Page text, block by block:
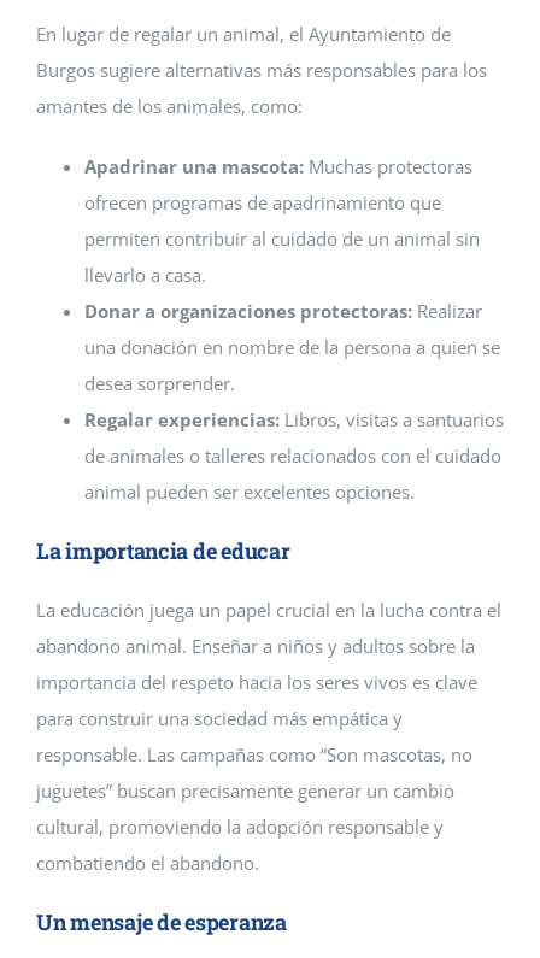
En lugar de regalar un animal, el Ayuntamiento de
Burgos sugiere alternativas más responsables para los
amantes de los animales, como:
Apadrinar una mascota: Muchas protectoras
ofrecen programas de apadrinamiento que
permiten contribuir al cuidado de un animal sin
llevarlo a casa.
Donar a organizaciones protectoras: Realizar
una donación en nombre de la persona a quien se
desea sorprender.
Regalar experiencias: Libros, visitas a santuarios
de animales o talleres relacionados con el cuidado
animal pueden ser excelentes opciones.
La importancia de educar
La educación juega un papel crucial en la lucha contra el
abandono animal. Enseñar a niños y adultos sobre la
importancia del respeto hacia los seres vivos es clave
para construir una sociedad más empática y
responsable. Las campañas como “Son mascotas, no
juguetes” buscan precisamente generar un cambio
cultural, promoviendo la adopción responsable y
combatiendo el abandono.
Un mensaje de esperanza